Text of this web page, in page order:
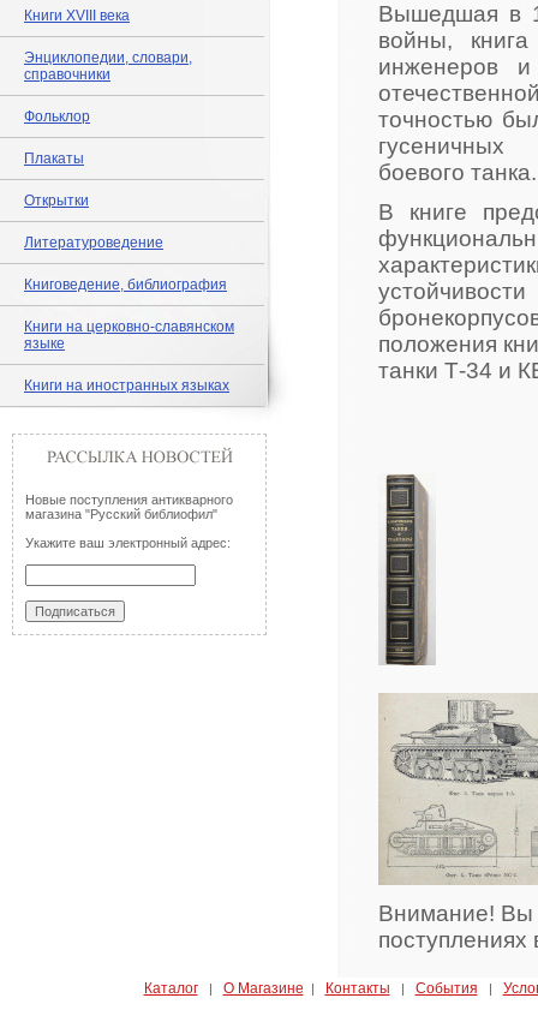
Книги XVIII века
Энциклопедии, словари,
справочники
Фольклор
Плакаты
Открытки
Литературоведение
Книговедение, библиография
Книги на церковно-славянском
языке
Книги на иностранных языках
Новые поступления антикварного
магазина "Русский библиофил"
Укажите ваш электронный адрес:
Вышедшая в
войны,
инженеров
точностью
гусеничных
боевого танка.
В книге
положения
танки Т-34 и
Внимание! Вы
Каталог| О Магазине | Контакты | События |